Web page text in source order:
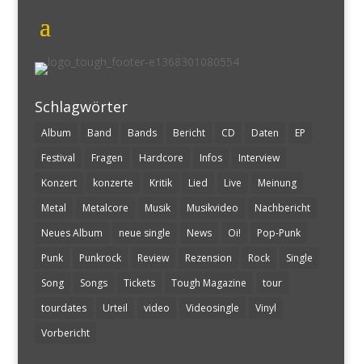
Schlagwörter
Album Band Bands Bericht CD Daten
EP
Festival
Fragen Hardcore Infos
Interview
Konzert
konzerte Kritik Lied Live
Meinung
Metal
Metalcore Musik Musikvideo
Nachbericht
Neues Album
neue single News Oi!
Pop-Punk
Punk
Punkrock Review Rezension Rock
Single
Song
Songs Tickets Tough Magazine
tour
tourdates
Urteil video Videosingle
Vinyl
Vorbericht